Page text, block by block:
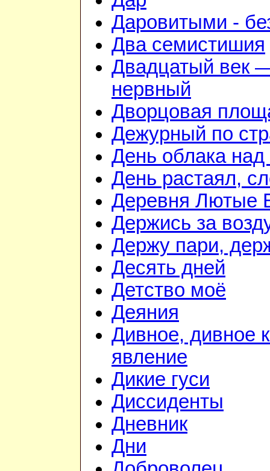
Даровитыми -
Два семистишия
Двадцатый век
нервный
Дворцовая
Дежурный по
День облака
День растаял,
Деревня Лютые
Держись за
Держу пари,
Десять дней
Детство моё
Деяния
Дивное, дивное
явление
Дикие гуси
Диссиденты
Дневник
Дни